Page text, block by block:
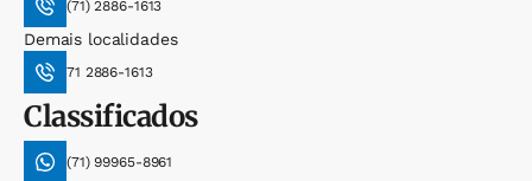
(71) 2886-1613
Demais localidades
71 2886-1613
Classificados
(71) 99965-8961